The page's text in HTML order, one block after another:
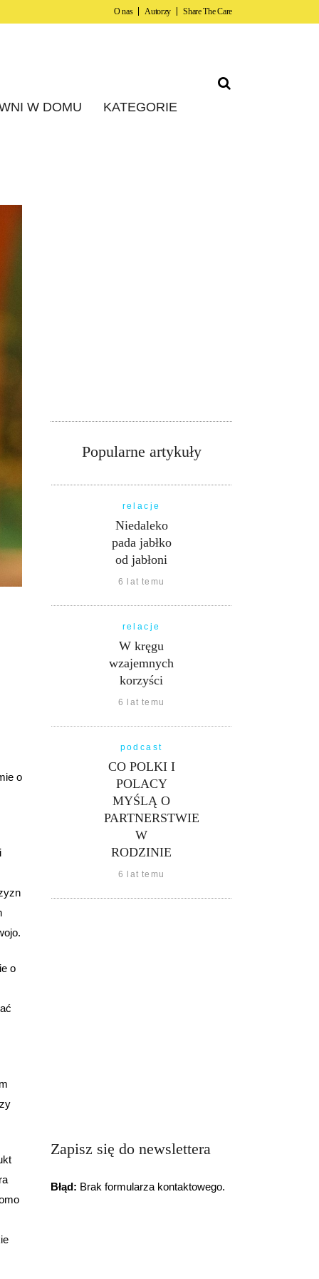
O nas Autorzy Share The Care
W DOMU KATEGORIE
o
o
Popularne artykuły
relacje
Niedaleko
pada jabłko
od jabłoni
6 lat temu
relacje
W kręgu
wzajemnych
korzyści
6 lat temu
podcast
CO POLKI I
POLACY
MYŚLĄ O
PARTNERSTWIE
W
RODZINIE
6 lat temu
Zapisz się do newslettera
Błąd: Brak formularza kontaktowego.